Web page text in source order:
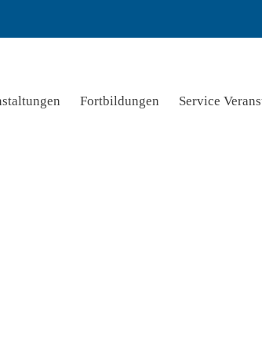
Fortbildungen Service